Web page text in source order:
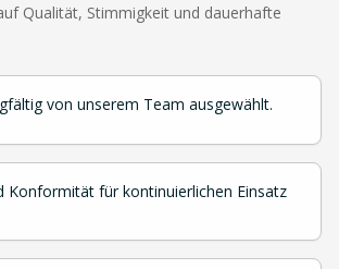
Qualität, Stimmigkeit und dauerhafte
von unserem Team ausgewählt.
Konformität für kontinuierlichen Einsatz